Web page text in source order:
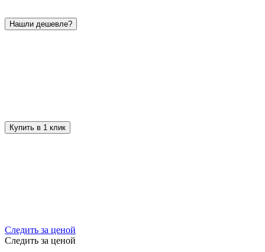
Нашли дешевле?
Купить в 1 клик
Следить за ценой
Следить за ценой